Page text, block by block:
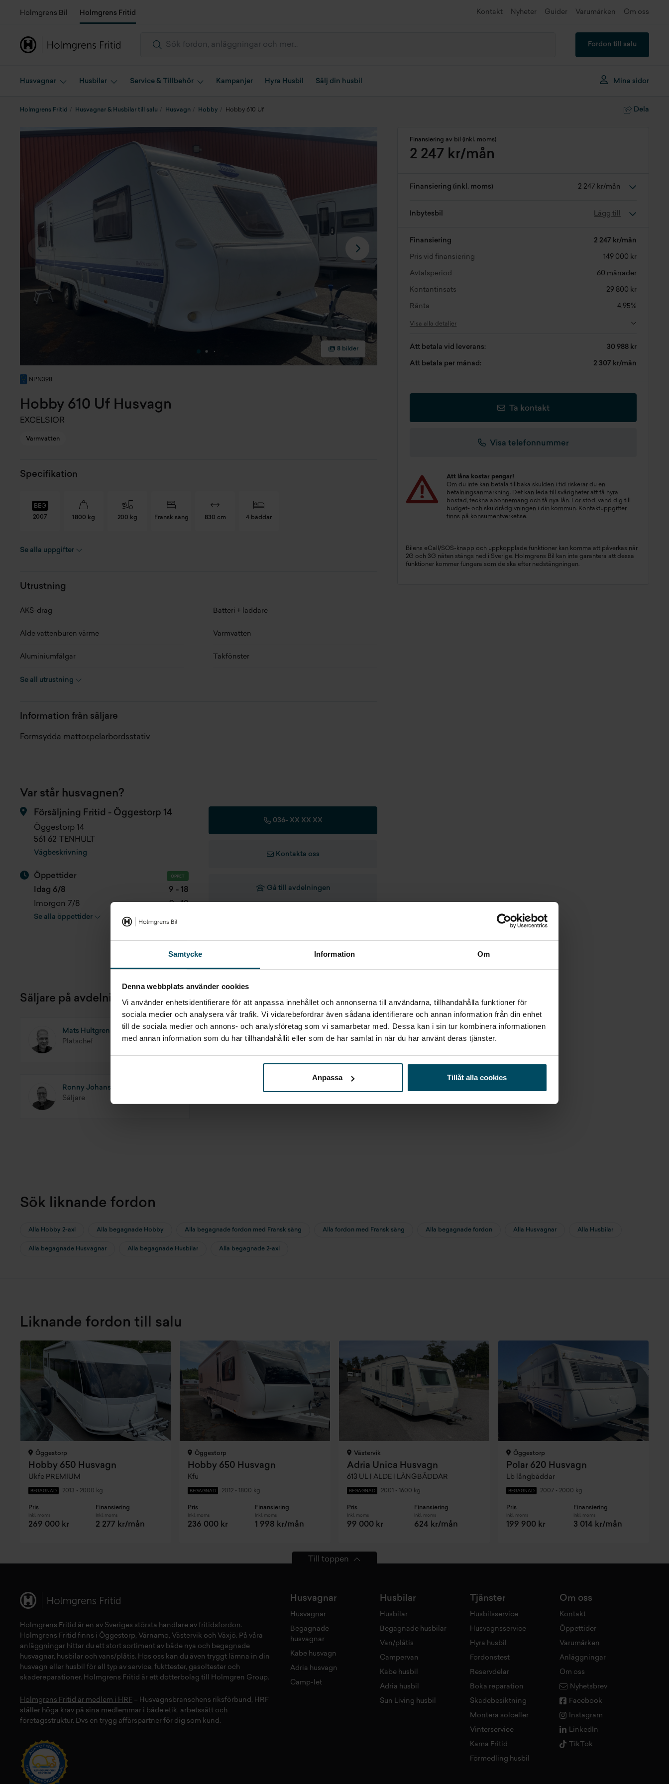
Samtycke Information Om
Denna webbplats använder cookies
Vi använder enhetsidentifierare för att anpassa innehållet och annonserna till användarna, tillhandahålla funktioner för
sociala medier och analysera vår trafik. Vi vidarebefordrar även sådana identifierare och annan information från din enhet
till de sociala medier och annons- och analysföretag som vi samarbetar med. Dessa kan i sin tur kombinera informationen
med annan information som du har tillhandahållit eller som de har samlat in när du har använt deras tjänster.
Anpassa Tillåt alla cookies
Holmgrens Bil Holmgrens Fritid Kontakt Nyheter Guider Varumärken Om oss
Fordon till salu
Husvagnar Husbilar Service & Tillbehör Kampanjer Hyra Husbil Sälj din husbil Mina sidor
Holmgrens Fritid Husvagnar & Husbilar till salu Husvagn Hobby Hobby 610 Uf Dela
8 bilder
NPN398
Hobby 610 Uf Husvagn
EXCELSIOR
Varmvatten
Specifikation
BEG
2007
1800 kg 200 kg Fransk säng 830 cm 4 bäddar
Chassinummer
Registreringsdatum
Se alla uppgifter
Utrustning
AKS-drag
Alde vattenburen värme
Aluminiumfälgar
Batteri + laddare
Varmvatten
Takfönster
Se all utrustning
Information från säljare
Formsydda mattor,pelarbordsstativ
Var står husvagnen?
Försäljning Fritid - Öggestorp 14
Öggestorp 14
561 62 TENHULT
Vägbeskrivning
Öppettider ÖPPET
Idag 6/8
9 - 18
Imorgon 7/8
9 - 18
Se alla öppettider
036- XX XX XX
Kontakta oss
Gå till avdelningen
Säljare på avdelningen
Mats Hultgren
Platschef
Mikael Knutson
Säljare
Ronny Johansson
Säljare
Finansiering av bil (inkl. moms)
2 247 kr/mån
Finansiering (inkl. moms) 2 247 kr/mån
Inbytesbil Lägg till
Finansiering 2 247 kr/mån
Pris vid finansiering 149 000 kr
Avtalsperiod 60 månader
Kontantinsats 29 800 kr
Ränta 4,95%
Visa alla detaljer
Att betala vid leverans: 30 988 kr
Att betala per månad: 2 307 kr/mån
Ta kontakt
Visa telefonnummer
Att låna kostar pengar!
Om du inte kan betala tillbaka skulden i tid riskerar du en
betalningsanmärkning. Det kan leda till svårigheter att få hyra
bostad, teckna abonnemang och få nya lån. För stöd, vänd dig till
budget- och skuldrådgivningen i din kommun. Kontaktuppgifter
finns på konsumentverket.se.
Bilens eCall/SOS-knapp och uppkopplade funktioner kan komma att påverkas när
2G och 3G näten stängs ned i Sverige. Holmgrens Bil kan inte garantera att dessa
funktioner kommer fungera som de ska efter nedstängningen.
Sök liknande fordon
Alla Hobby 2-axl Alla begagnade Hobby Alla begagnade fordon med Fransk säng Alla fordon med Fransk säng Alla begagnade fordon Alla Husvagnar Alla Husbilar
Alla begagnade Husvagnar Alla begagnade Husbilar Alla begagnade 2-axl
Liknande fordon till salu
Öggestorp
Hobby 650 Husvagn
Ukfe PREMIUM
BEGAGNAD 2013 • 2000 kg
Pris
Inkl. moms
269 000 kr
Finansiering
Inkl. moms
2 277 kr/mån
Öggestorp
Hobby 650 Husvagn
Kfu
BEGAGNAD 2012 • 1800 kg
Pris
Inkl. moms
236 000 kr
Finansiering
Inkl. moms
1 998 kr/mån
Västervik
Adria Unica Husvagn
613 UL | ALDE | LÅNGBÄDDAR
BEGAGNAD 2001 • 1600 kg
Pris
Inkl. moms
99 000 kr
Finansiering
Inkl. moms
624 kr/mån
Öggestorp
Polar 620 Husvagn
Lb långbäddar
BEGAGNAD 2007 • 2000 kg
Pris
Inkl. moms
199 900 kr
Finansiering
Inkl. moms
3 014 kr/mån
Till toppen
Holmgrens Fritid är en av Sveriges största handlare av fritidsfordon .
Holmgrens Fritid finns i Öggestorp, Värnamo, Västervik och Växjö. På våra
anläggningar hittar du ett stort sortiment av både nya och begagnade
husvagnar, husbilar och vans/plåtis. Hos oss kan du även tryggt lämna in din
husvagn eller husbil för all typ av service, fukttester, gasoltester och
skadereparationer. Holmgrens Fritid är ett dotterbolag till Holmgren Group.
Holmgrens Fritid är medlem i HRF – Husvagnsbranschens riksförbund, HRF
ställer höga krav på sina medlemmar i både etik, arbetssätt och
företagsstruktur. Dvs en trygg affärspartner för dig som kund.
Husvagnar
Husvagnar
Begagnade
husvagnar
Kabe husvagn
Adria husvagn
Camp-let
Husbilar
Husbilar
Begagnade husbilar
Van/plåtis
Campervan
Kabe husbil
Adria husbil
Sun Living husbil
Tjänster
Husbilsservice
Husvagnsservice
Hyra husbil
Fordonstest
Reservdelar
Boka reparation
Skadebesiktning
Montera solceller
Vinterservice
Kama Fritid
Förmedling husbil
Om oss
Kontakt
Öppettider
Varumärken
Anläggningar
Om oss
Nyhetsbrev
Facebook
Instagram
LinkedIn
TikTok